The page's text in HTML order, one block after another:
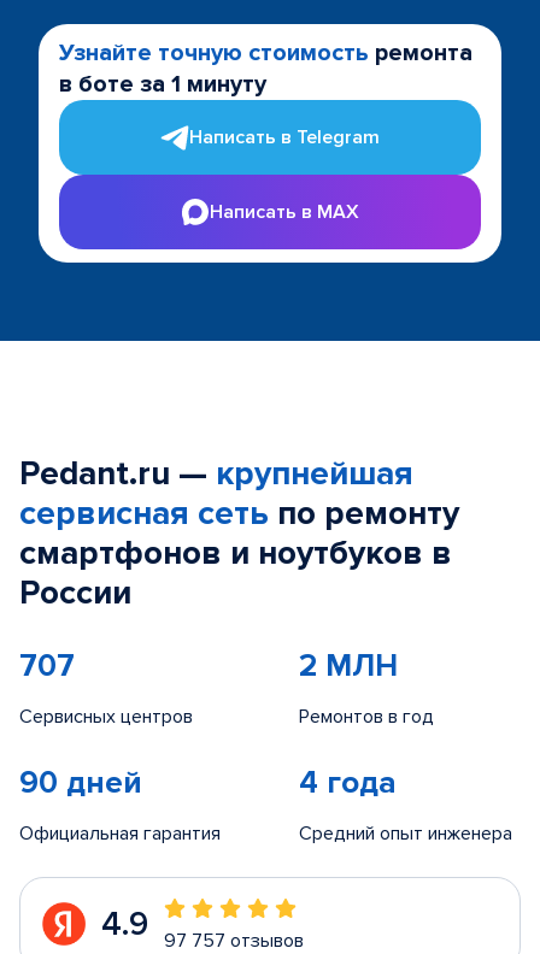
Узнайте точную стоимость ремонта
в боте за 1 минуту
Написать в Telegram
Написать в MAX
Pedant.ru — крупнейшая
сервисная сеть по ремонту
смартфонов и ноутбуков в
России
707
Сервисных центров
2 МЛН
Ремонтов в год
90 дней
Официальная гарантия
4 года
Средний опыт инженера
4.9 97 757 отзывов